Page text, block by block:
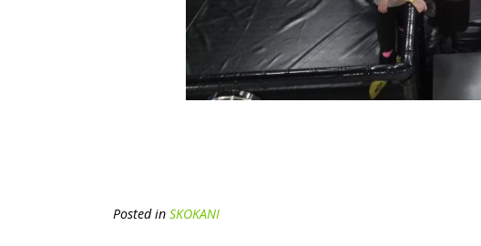
Posted in SKOKANI